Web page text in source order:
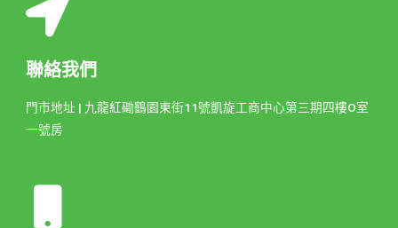
聯絡我們
門市地址 | 九龍紅磡鶴園東街11號凱旋工商中心第三期四樓O室
一號房